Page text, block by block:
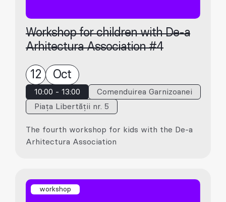
Workshop for children with De-a
Arhitectura Association #4
12 Oct
10:00 - 13:00
Comenduirea Garnizoanei
Piața Libertății nr. 5
The fourth workshop for kids with the De-a
Arhitectura Association
workshop